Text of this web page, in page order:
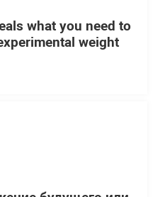
what you need to
weight